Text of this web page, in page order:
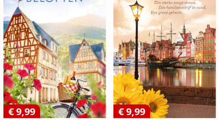
€ 9,99 € 9,99